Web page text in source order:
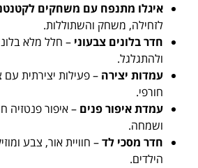
איגלו מתנפח עם משחקים
לזחילה, משחק והשתוללות.
חדר בלונים צבעוני – חלל מלא
ולהתגלגל.
עמדות יצירה – פעילות יצירתית
חורפי.
עמדת איפור פנים – איפור פנטזיה
ושמחה.
חדר מסכי לד– חוויית אור, צבע
הילדים.